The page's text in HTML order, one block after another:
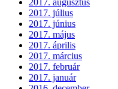
2017. augusztus
2017. július
2017. június
2017. május
2017. április
2017. március
2017. február
2017. január